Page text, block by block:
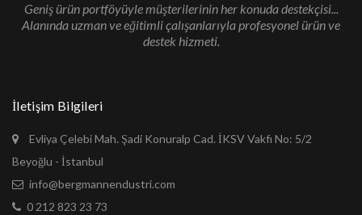
Geniş ürün portföyüyle müşterilerinin her konuda destekçisi...
Alanında uzman ve eğitimli çalışanlarıyla profesyonel ürün ve
destek hizmeti.
İletişim Bilgileri
Evliya Çelebi Mah. Şadi Konuralp Cad. İKSV Vakfı No: 5/2
Beyoğlu - İstanbul
info@bergmannendustri.com
0 212 823 23 73